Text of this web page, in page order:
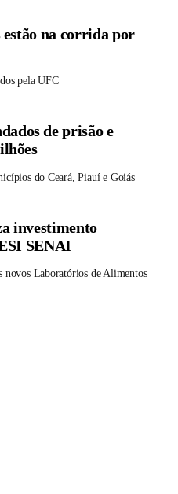
estão na corrida por
pela UFC
de prisão e
do Ceará, Piauí e Goiás
investimento
SENAI
novos Laboratórios de Alimentos